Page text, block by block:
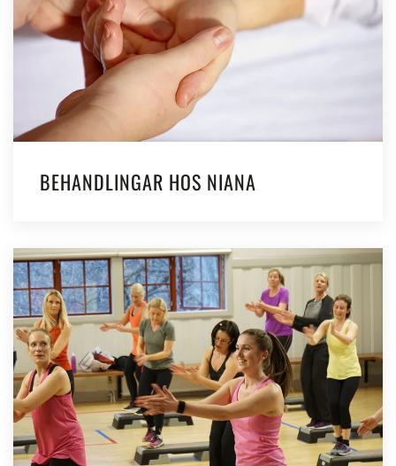
BEHANDLINGAR HOS NIANA